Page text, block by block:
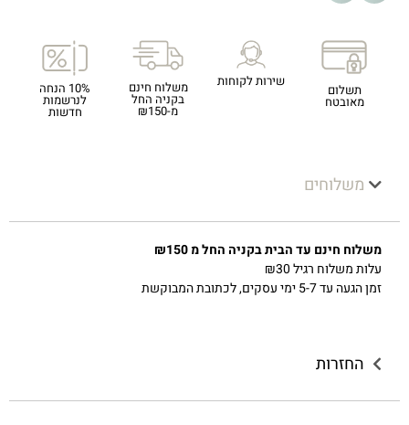
תשלום
מאובטח
שירות לקוחות משלוח חינם
בקניה החל
מ-₪150
10% הנחה
לנרשמות
חדשות
משלוחים
משלוח חינם עד הבית בקניה החל מ ₪150
עלות משלוח רגיל ₪30
זמן הגעה עד 5-7 ימי עסקים, לכתובת המבוקשת
החזרות